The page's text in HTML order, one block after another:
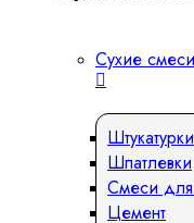
Сухие
Штукатурки
Шпатлевки
Смеси
Цемент